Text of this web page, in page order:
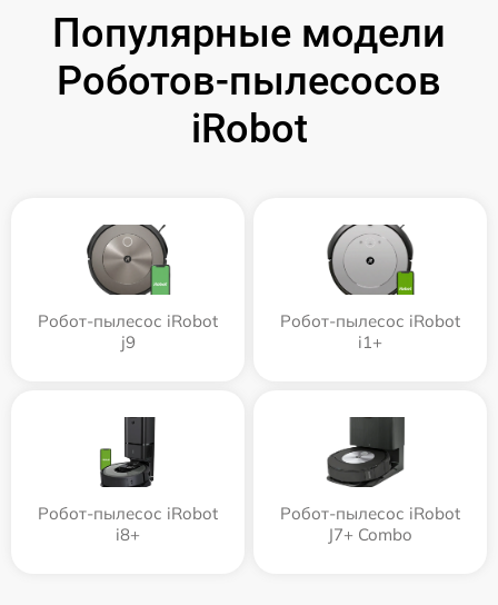
Популярные модели
Роботов-пылесосов
iRobot
Робот-пылесос iRobot
j9
Робот-пылесос iRobot
i1+
Робот-пылесос iRobot
i8+
Робот-пылесос iRobot
J7+ Combo